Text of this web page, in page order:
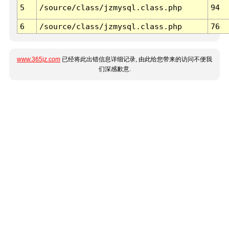
5 /source/class/jzmysql.class.php 94
6 /source/class/jzmysql.class.php 76
www.365jz.com 已经将此出错信息详细记录, 由此给您带来的访问不便我
们深感歉意.